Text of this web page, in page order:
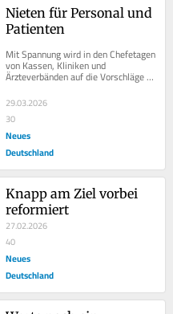
Nieten für Personal und
Patienten
Mit Spannung wird in den Chefetagen
von Kassen, Kliniken und
Ärzteverbänden auf die Vorschläge
Finanzkommission...
29.03.2026
30
Neues
Deutschland
Knapp am Ziel vorbei
reformiert
27.02.2026
40
Neues
Deutschland